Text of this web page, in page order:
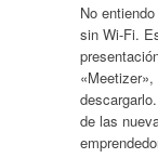
No
sin Wi-Fi.
de las